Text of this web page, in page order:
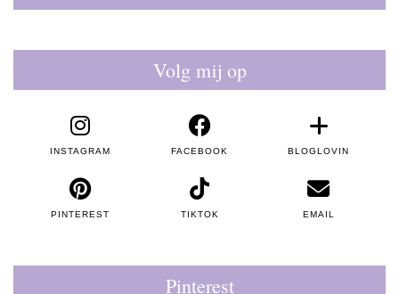
Volg mij op
INSTAGRAM FACEBOOK BLOGLOVIN
PINTEREST TIKTOK EMAIL
Pinterest